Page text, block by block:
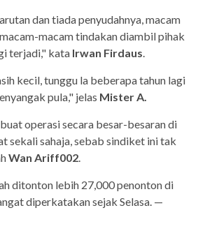
dan tiada penyudahnya, macam
macam tindakan diambil pihak
terjadi," kata Irwan Firdaus.
kecil, tunggu la beberapa tahun lagi
pula," jelas Mister A.
operasi secara besar-besaran di
sekali sahaja, sebab sindiket ini tak
Wan Ariff002.
ditonton lebih 27,000 penonton di
diperkatakan sejak Selasa. —